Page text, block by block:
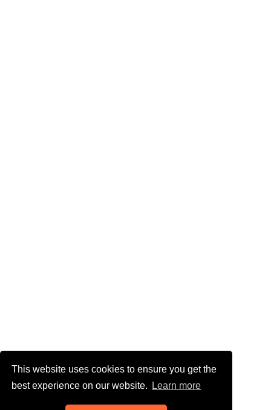
This website uses cookies to ensure you get the
best experience on our website.
Learn more